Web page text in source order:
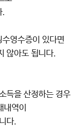
.
영수증이 있다면
않아도 됩니다.
득을 산정하는 경우
역이
다.